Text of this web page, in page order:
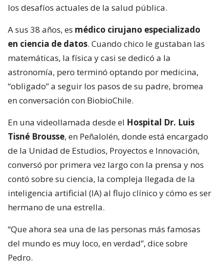
los desafíos actuales de la salud pública.
A sus 38 años, es médico cirujano especializado
en ciencia de datos. Cuando chico le gustaban las
matemáticas, la física y casi se dedicó a la
astronomía, pero terminó optando por medicina,
“obligado” a seguir los pasos de su padre, bromea
en conversación con BiobioChile.
En una videollamada desde el Hospital Dr. Luis
Tisné Brousse, en Peñalolén, donde está encargado
de la Unidad de Estudios, Proyectos e Innovación,
conversó por primera vez largo con la prensa y nos
contó sobre su ciencia, la compleja llegada de la
inteligencia artificial (IA) al flujo clínico y cómo es ser
hermano de una estrella.
“Que ahora sea una de las personas más famosas
del mundo es muy loco, en verdad”, dice sobre
Pedro.